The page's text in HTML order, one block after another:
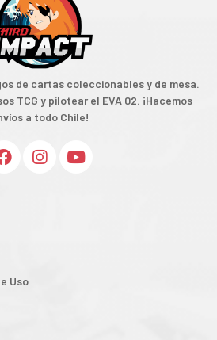
de cartas coleccionables y de mesa.
TCG y pilotear el EVA 02. ¡Hacemos
a todo Chile!
Uso